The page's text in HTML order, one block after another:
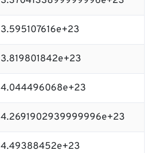
3.595107616e+23
3.819801842e+23
4.044496068e+23
4.2691902939999996e+23
4.49388452e+23